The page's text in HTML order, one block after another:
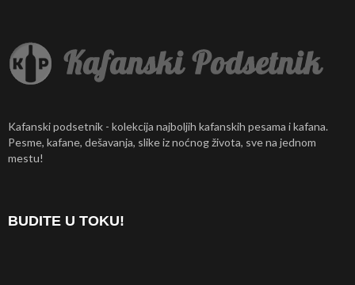
Kafanski podsetnik - kolekcija najboljih kafanskih pesama i kafana.
Pesme, kafane, dešavanja, slike iz noćnog života, sve na jednom
mestu!
BUDITE U TOKU!